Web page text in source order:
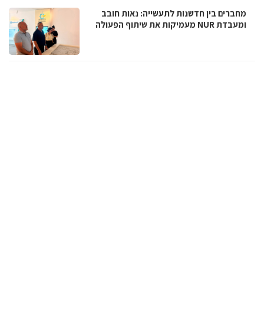
מחברים בין חדשנות לתעשייה: נאות חובב
ומעבדת NUR מעמיקות את שיתוף הפעולה